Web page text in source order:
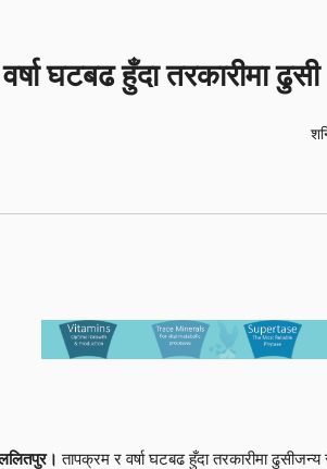
वर्षा घटबढ हुँदा तरकारीमा ढुसी
तापक्रम र वर्षा घटबढ हुँदा तरकारीमा